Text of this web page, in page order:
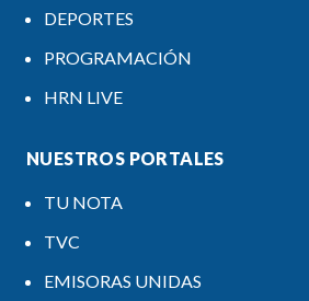
DEPORTES
PROGRAMACIÓN
HRN LIVE
NUESTROS PORTALES
TU NOTA
TVC
EMISORAS UNIDAS